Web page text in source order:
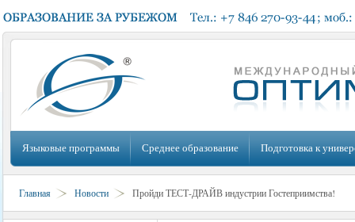
Языковые программы Среднее образование Подготовка к
Главная Новости Пройди ТЕСТ-ДРАЙВ индустрии Гостеприимства!